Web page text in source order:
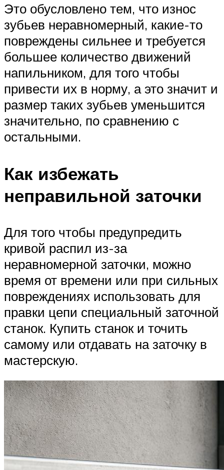
Это обусловлено тем, что износ
зубьев неравномерный, какие-то
повреждены сильнее и требуется
большее количество движений
напильником, для того чтобы
привести их в норму, а это значит и
размер таких зубьев уменьшится
значительно, по сравнению с
остальными.
Как избежать
неправильной заточки
Для того чтобы предупредить
кривой распил из-за
неравномерной заточки, можно
время от времени или при сильных
повреждениях использовать для
правки цепи специальный заточной
станок. Купить станок и точить
самому или отдавать на заточку в
мастерскую.